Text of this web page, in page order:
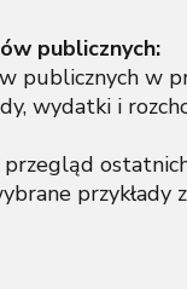
publicznych:
publicznych w
wydatki i
przykłady